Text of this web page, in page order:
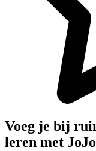
Voeg je bij
leren met